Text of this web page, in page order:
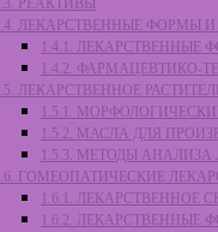
1.3. РЕАКТИВЫ
1.4. ЛЕКАРСТВЕННЫЕ ФОРМЫ
1.4.1. ЛЕКАРСТВЕННЫЕ
1.4.2.
1.5. ЛЕКАРСТВЕННОЕ
1.5.1.
1.5.2. МАСЛА ДЛЯ
1.5.3. МЕТОДЫ
1.6. ГОМЕОПАТИЧЕСКИЕ
1.6.1.
1.6.2.